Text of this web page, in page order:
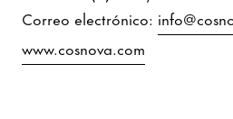
Correo electrónico:
www.cosnova.com